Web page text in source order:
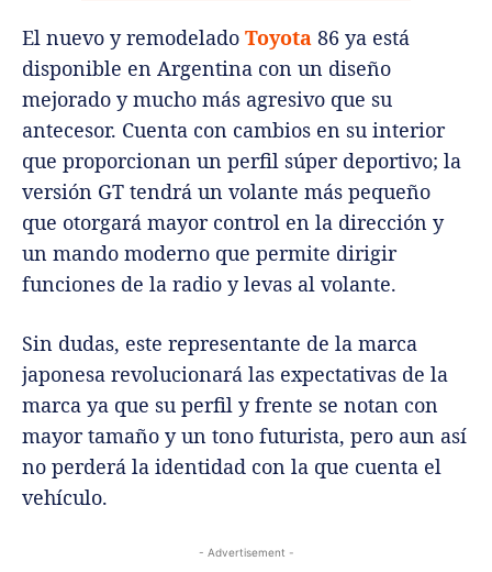
El nuevo y remodelado Toyota 86 ya está
disponible en Argentina con un diseño
mejorado y mucho más agresivo que su
antecesor. Cuenta con cambios en su interior
que proporcionan un perfil súper deportivo; la
versión GT tendrá un volante más pequeño
que otorgará mayor control en la dirección y
un mando moderno que permite dirigir
funciones de la radio y levas al volante.
Sin dudas, este representante de la marca
japonesa revolucionará las expectativas de la
marca ya que su perfil y frente se notan con
mayor tamaño y un tono futurista, pero aun así
no perderá la identidad con la que cuenta el
vehículo.
- Advertisement -